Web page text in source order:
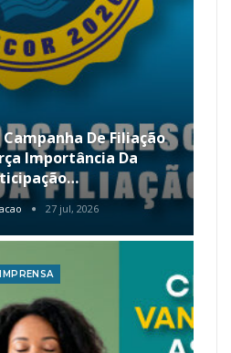
Campanha De Filiação
Importância Da
27 jul, 2026
IMPRENSA